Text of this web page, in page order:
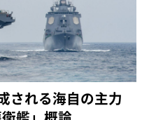
される海自の主力